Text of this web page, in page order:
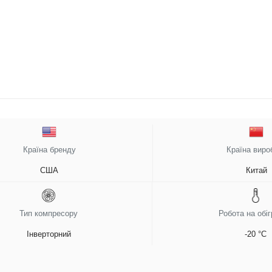
Країна бренду
США
Країна
Китай
Тип компресору
Інверторний
Робота на
-20 °C